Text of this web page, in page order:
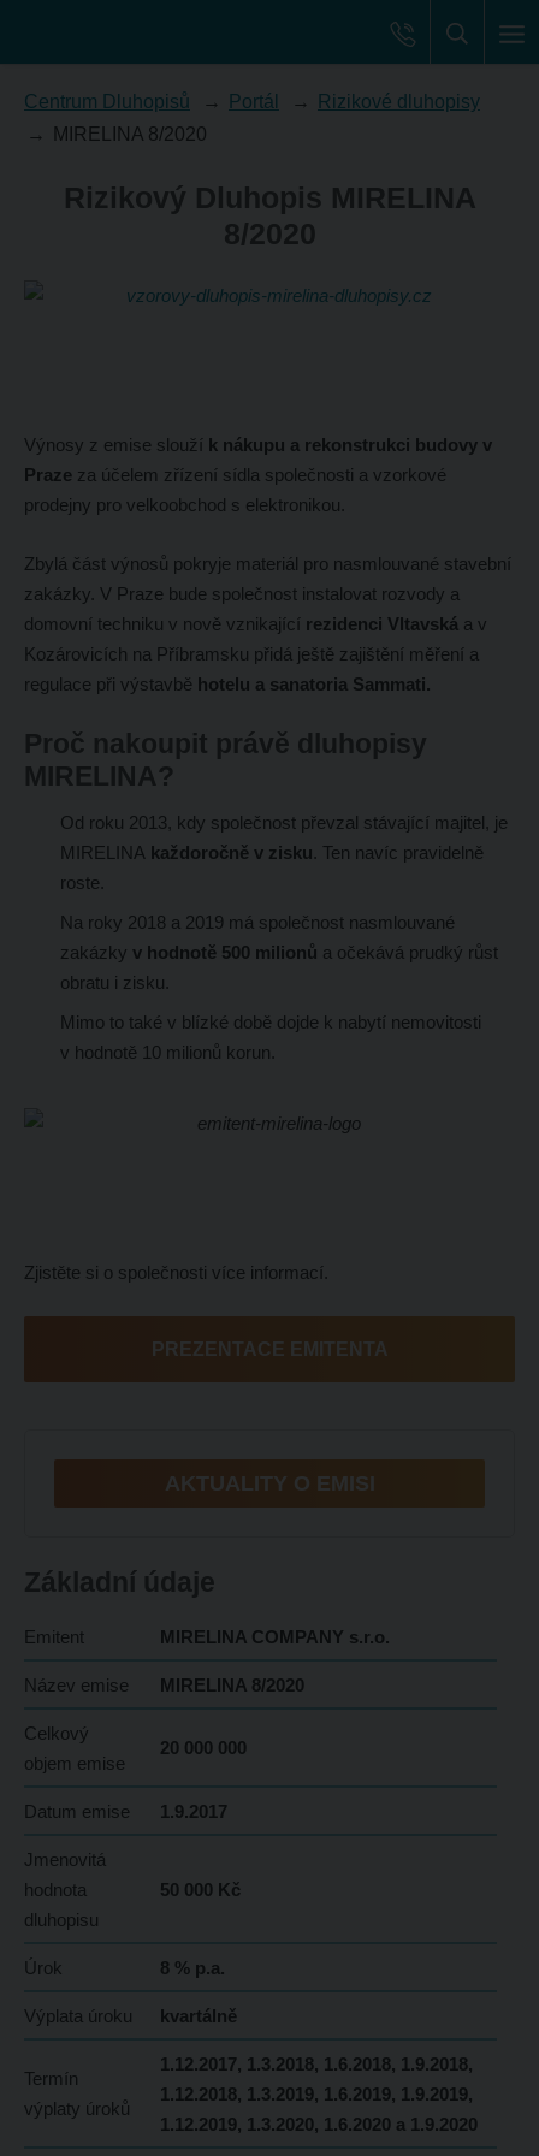
Centrum Dluhopisů Portál
Rizikové dluhopisy
MIRELINA 8/2020
Rizikový Dluhopis MIRELINA
8/2020
Výnosy z emise slouží k nákupu a rekonstrukci budovy v
Praze za účelem zřízení sídla společnosti a vzorkové
prodejny pro velkoobchod s elektronikou.
Zbylá část výnosů pokryje materiál pro nasmlouvané stavební
zakázky. V Praze bude společnost instalovat rozvody a
domovní techniku v nově vznikající rezidenci Vltavská a v
Kozárovicích na Příbramsku přidá ještě zajištění měření a
regulace při výstavbě hotelu a sanatoria Sammati.
Proč nakoupit právě dluhopisy
MIRELINA?
Od roku 2013, kdy společnost převzal stávající majitel, je
MIRELINA každoročně v zisku. Ten navíc pravidelně
roste.
Na roky 2018 a 2019 má společnost nasmlouvané
zakázky v hodnotě 500 milionů a očekává prudký růst
obratu i zisku.
Mimo to také v blízké době dojde k nabytí nemovitosti
v hodnotě 10 milionů korun.
Zjistěte si o společnosti více informací.
PREZENTACE EMITENTA
AKTUALITY O EMISI
Základní údaje
Emitent MIRELINA COMPANY s.r.o.
Název emise MIRELINA 8/2020
Celkový
objem emise
20 000 000
Datum emise 1.9.2017
Jmenovitá
hodnota
dluhopisu
50 000 Kč
Úrok 8 % p.a.
Výplata úroku kvartálně
Termín
výplaty úroků
1.12.2017, 1.3.2018, 1.6.2018, 1.9.2018,
1.12.2018, 1.3.2019, 1.6.2019, 1.9.2019,
1.12.2019, 1.3.2020, 1.6.2020 a 1.9.2020